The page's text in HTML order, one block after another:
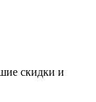
скидки и